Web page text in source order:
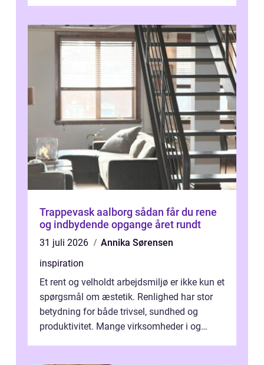
Trappevask aalborg sådan får du rene
og indbydende opgange året rundt
31 juli 2026
Annika Sørensen
inspiration
Et rent og velholdt arbejdsmiljø er ikke kun et
spørgsmål om æstetik. Renlighed har stor
betydning for både trivsel, sundhed og
produktivitet. Mange virksomheder i og